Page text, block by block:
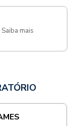
Saiba mais